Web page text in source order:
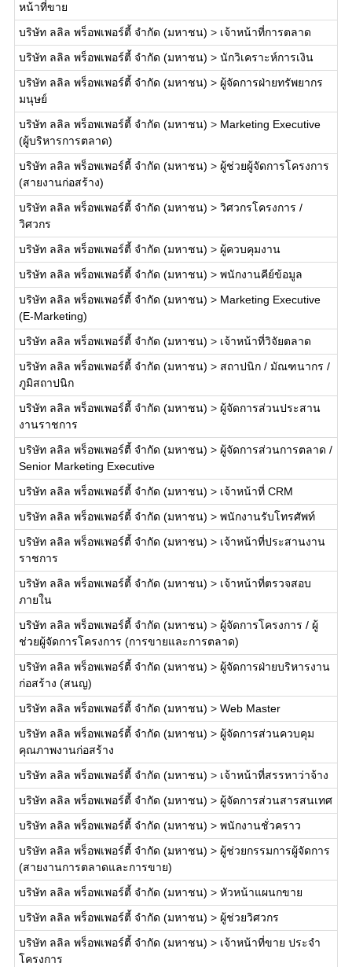
หน้าที่ขาย
บริษัท ลลิล พร็อพเพอร์ตี้ จำกัด (มหาชน) > เจ้าหน้าที่การตลาด
บริษัท ลลิล พร็อพเพอร์ตี้ จำกัด (มหาชน) > นักวิเคราะห์การเงิน
บริษัท ลลิล พร็อพเพอร์ตี้ จำกัด (มหาชน) > ผู้จัดการฝ่ายทรัพยากร
มนุษย์
บริษัท ลลิล พร็อพเพอร์ตี้ จำกัด (มหาชน) > Marketing Executive
(ผู้บริหารการตลาด)
บริษัท ลลิล พร็อพเพอร์ตี้ จำกัด (มหาชน) > ผู้ช่วยผู้จัดการโครงการ
(สายงานก่อสร้าง)
บริษัท ลลิล พร็อพเพอร์ตี้ จำกัด (มหาชน) > วิศวกรโครงการ /
วิศวกร
บริษัท ลลิล พร็อพเพอร์ตี้ จำกัด (มหาชน) > ผู้ควบคุมงาน
บริษัท ลลิล พร็อพเพอร์ตี้ จำกัด (มหาชน) > พนักงานคีย์ข้อมูล
บริษัท ลลิล พร็อพเพอร์ตี้ จำกัด (มหาชน) > Marketing Executive
(E-Marketing)
บริษัท ลลิล พร็อพเพอร์ตี้ จำกัด (มหาชน) > เจ้าหน้าที่วิจัยตลาด
บริษัท ลลิล พร็อพเพอร์ตี้ จำกัด (มหาชน) > สถาปนิก / มัณฑนากร /
ภูมิสถาปนิก
บริษัท ลลิล พร็อพเพอร์ตี้ จำกัด (มหาชน) > ผู้จัดการส่วนประสาน
งานราชการ
บริษัท ลลิล พร็อพเพอร์ตี้ จำกัด (มหาชน) > ผู้จัดการส่วนการตลาด /
Senior Marketing Executive
บริษัท ลลิล พร็อพเพอร์ตี้ จำกัด (มหาชน) > เจ้าหน้าที่ CRM
บริษัท ลลิล พร็อพเพอร์ตี้ จำกัด (มหาชน) > พนักงานรับโทรศัพท์
บริษัท ลลิล พร็อพเพอร์ตี้ จำกัด (มหาชน) > เจ้าหน้าที่ประสานงาน
ราชการ
บริษัท ลลิล พร็อพเพอร์ตี้ จำกัด (มหาชน) > เจ้าหน้าที่ตรวจสอบ
ภายใน
บริษัท ลลิล พร็อพเพอร์ตี้ จำกัด (มหาชน) > ผู้จัดการโครงการ / ผู้
ช่วยผู้จัดการโครงการ (การขายและการตลาด)
บริษัท ลลิล พร็อพเพอร์ตี้ จำกัด (มหาชน) > ผู้จัดการฝ่ายบริหารงาน
ก่อสร้าง (สนญ)
บริษัท ลลิล พร็อพเพอร์ตี้ จำกัด (มหาชน) > Web Master
บริษัท ลลิล พร็อพเพอร์ตี้ จำกัด (มหาชน) > ผู้จัดการส่วนควบคุม
คุณภาพงานก่อสร้าง
บริษัท ลลิล พร็อพเพอร์ตี้ จำกัด (มหาชน) > เจ้าหน้าที่สรรหาว่าจ้าง
บริษัท ลลิล พร็อพเพอร์ตี้ จำกัด (มหาชน) > ผู้จัดการส่วนสารสนเทศ
บริษัท ลลิล พร็อพเพอร์ตี้ จำกัด (มหาชน) > พนักงานชั่วคราว
บริษัท ลลิล พร็อพเพอร์ตี้ จำกัด (มหาชน) > ผู้ช่วยกรรมการผู้จัดการ
(สายงานการตลาดและการขาย)
บริษัท ลลิล พร็อพเพอร์ตี้ จำกัด (มหาชน) > หัวหน้าแผนกขาย
บริษัท ลลิล พร็อพเพอร์ตี้ จำกัด (มหาชน) > ผู้ช่วยวิศวกร
บริษัท ลลิล พร็อพเพอร์ตี้ จำกัด (มหาชน) > เจ้าหน้าที่ขาย ประจำ
โครงการ